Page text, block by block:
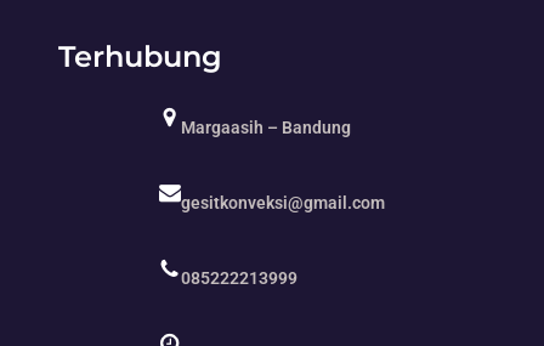
Terhubung
Margaasih – Bandung
gesitkonveksi@gmail.com
085222213999